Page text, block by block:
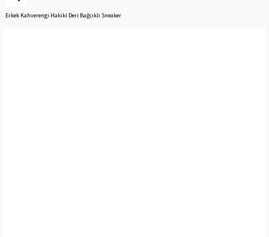
Erkek Kahverengi Hakiki Deri Bağcıklı Sneaker